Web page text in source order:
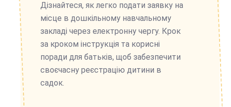
Дізнайтеся, як легко подати заявку на
місце в дошкільному навчальному
закладі через електронну чергу. Крок
за кроком інструкція та корисні
поради для батьків, щоб забезпечити
своєчасну реєстрацію дитини в
садок.